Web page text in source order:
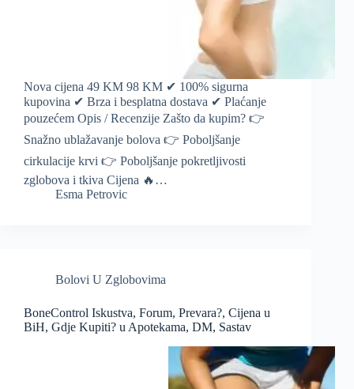
Nova cijena 49 KM 98 KM ✔ 100% sigurna
kupovina ✔ Brza i besplatna dostava ✔ Plaćanje
pouzećem Opis / Recenzije Zašto da kupim? 👉
Snažno ublažavanje bolova 👉 Poboljšanje
cirkulacije krvi 👉 Poboljšanje pokretljivosti
zglobova i tkiva Cijena 🔥…
Esma Petrovic
Bolovi U Zglobovima
BoneControl Iskustva, Forum, Prevara?, Cijena u
BiH, Gdje Kupiti? u Apotekama, DM, Sastav